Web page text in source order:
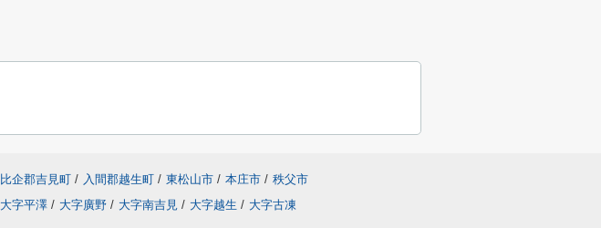
比企郡吉見町 / 入間郡越生町 / 東松山市 / 本庄市 / 秩父市
大字平澤 / 大字廣野 / 大字南吉見 / 大字越生 / 大字古凍